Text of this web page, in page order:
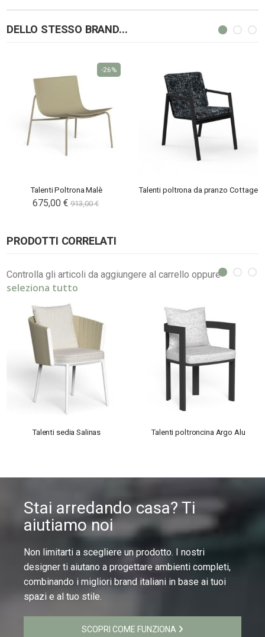
DELLO STESSO BRAND...
Talenti Poltrona Malè
675,00 € 913,00 €
-26%
Talenti poltrona da pranzo Cottage
PRODOTTI CORRELATI
Controlla gli articoli da aggiungere al carrello oppure
seleziona tutto
Talenti sedia Salinas Talenti poltroncina Argo Alu
Stai arredando casa? Ti
aiutiamo noi
Non limitarti a scegliere un prodotto. I nostri
designer ti aiutano a progettare ambienti completi,
combinando i migliori brand italiani in base ai tuoi
spazi e al tuo stile.
SCOPRI COME FUNZIONA